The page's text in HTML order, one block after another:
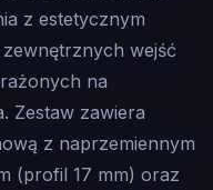
z estetycznym
wejść
na
Zestaw zawiera
z naprzemiennym
(profil 17 mm) oraz